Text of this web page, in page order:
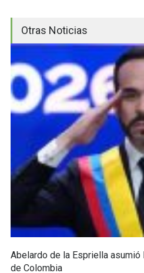
Otras Noticias
Abelardo de la Espriella
de Colombia